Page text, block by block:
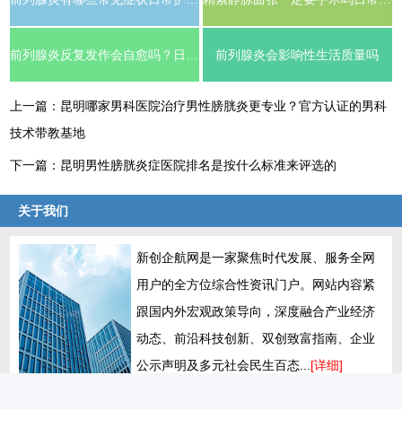
前列腺炎反复发作会自愈吗？日常需要注意哪些事项 前列腺炎会影响性生活质量吗
上一篇： 昆明哪家男科医院治疗男性膀胱炎更专业？官方认证的男科
技术带教基地
下一篇： 昆明男性膀胱炎症医院排名是按什么标准来评选的
关于我们
新创企航网是一家聚焦时代发展、服务全网
用户的全方位综合性资讯门户。网站内容紧
跟国内外宏观政策导向，深度融合产业经济
动态、前沿科技创新、双创致富指南、企业
公示声明及多元社会民生百态...[详细]